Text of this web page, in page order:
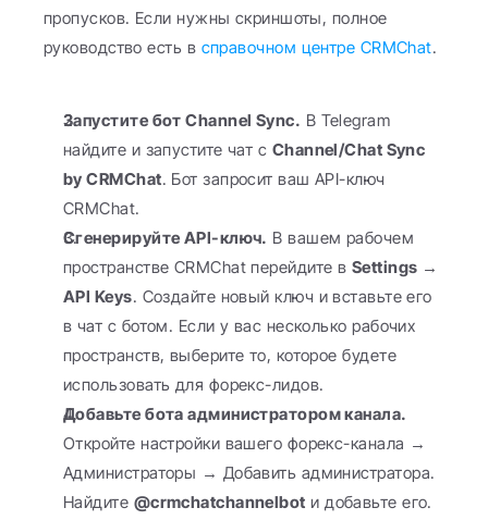
пропусков. Если нужны скриншоты, полное
руководство есть в справочном центре CRMChat.
Запустите бот Channel Sync. В Telegram
найдите и запустите чат с Channel/Chat Sync
by CRMChat. Бот запросит ваш API-ключ
CRMChat.
Сгенерируйте API-ключ. В вашем рабочем
пространстве CRMChat перейдите в Settings →
API Keys. Создайте новый ключ и вставьте его
в чат с ботом. Если у вас несколько рабочих
пространств, выберите то, которое будете
использовать для форекс-лидов.
Добавьте бота администратором канала.
Откройте настройки вашего форекс-канала →
Администраторы → Добавить администратора.
Найдите @crmchatchannelbot и добавьте его.